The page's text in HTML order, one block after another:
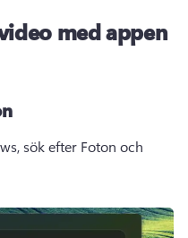
med appen
sök efter Foton och